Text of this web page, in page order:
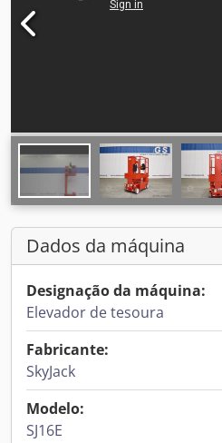
Dados da máquina
Designação da máquina:
Elevador de tesoura
Fabricante:
SkyJack
Modelo:
SJ16E